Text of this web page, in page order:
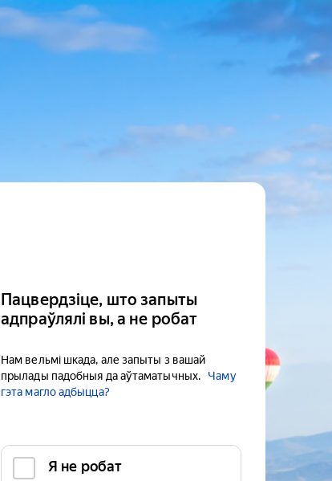
Пацвердзіце, што запыты
адпраўлялі вы, а не робат
Нам вельмі шкада, але запыты з вашай
прылады падобныя да аўтаматычных.
Чаму
гэта магло адбыцца?
Я не робат